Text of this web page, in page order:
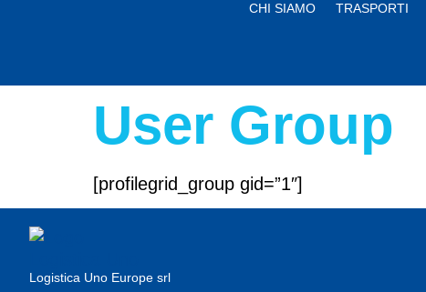
CHI SIAMO TRASPORTI
User Group
[profilegrid_group gid=”1″]
Logistica Uno Europe srl